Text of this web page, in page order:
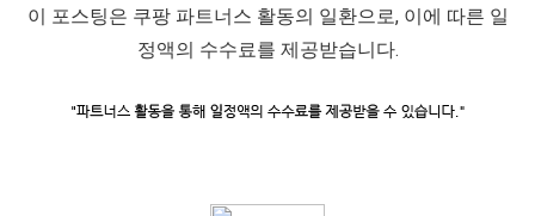
이 포스팅은 쿠팡 파트너스 활동의 일환으로, 이에 따른 일
정액의 수수료를 제공받습니다.